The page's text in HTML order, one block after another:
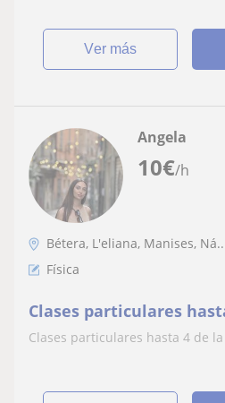
ver más
10€/h
Angela
Bétera, L'eliana, Manises,
Física
Clases particulares
Clases particulares hasta 4 de la